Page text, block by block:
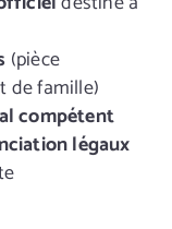
(pièce
de famille)
compétent
légaux